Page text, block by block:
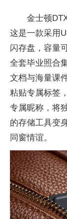
金士顿
这是一款采用
闪存盘，容量
全套毕业照合
文档与海量课
粘贴专属标签
专属昵称，将
的存储工具变
同窗情谊。